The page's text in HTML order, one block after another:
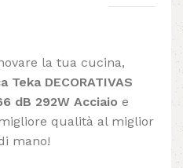
la tua cucina,
Teka DECORATIVAS
dB 292W Acciaio e
qualità al miglior
mano!